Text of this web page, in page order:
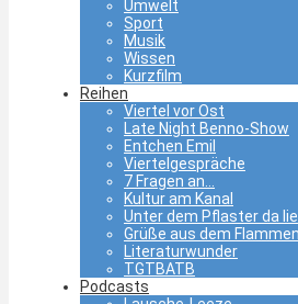
Umwelt
Sport
Musik
Wissen
Kurzfilm
Reihen
Viertel vor Ost
Late Night Benno-Show
Entchen Emil
Viertelgespräche
7 Fragen an…
Kultur am Kanal
Unter dem Pflaster da
Grüße aus dem
Literaturwunder
TGTBATB
Podcasts